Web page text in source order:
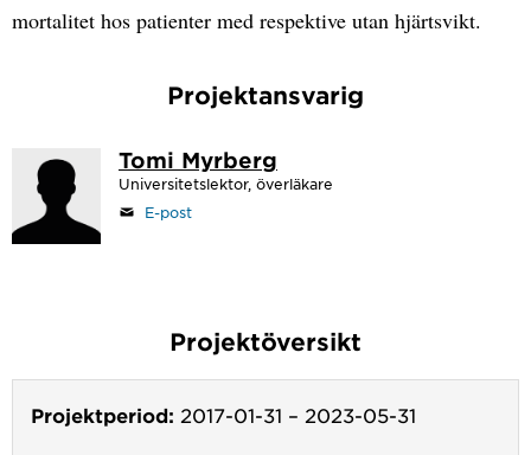
mortalitet hos patienter med respektive utan hjärtsvikt.
Projektansvarig
Tomi Myrberg
Universitetslektor, överläkare
E-post
Projektöversikt
Projektperiod: 2017-01-31 – 2023-05-31